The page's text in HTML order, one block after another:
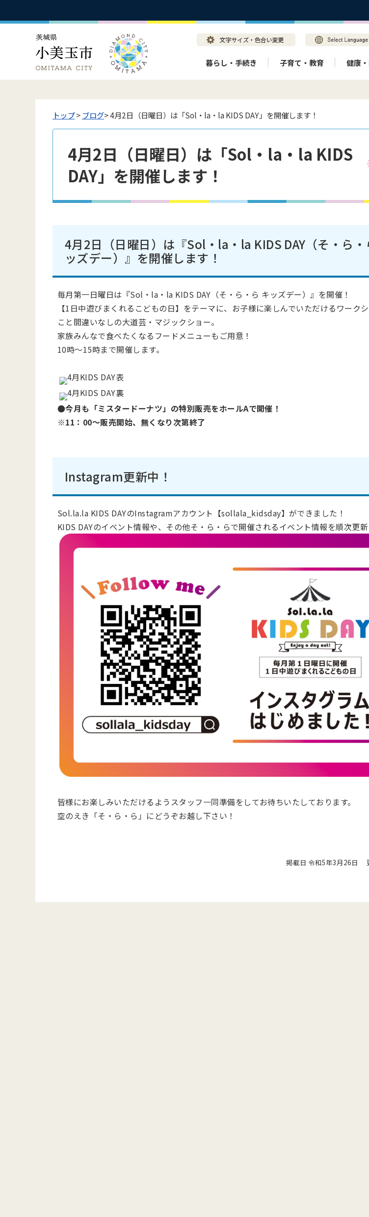
暮らし・手続き 子育て・教育 健康
トップ> ブログ> 4月2日（日曜日）は「Sol・la・la KIDS DAY」を開催します！
4月2日（日曜日）は「Sol・la・la KIDS
DAY」を開催します！
4月2日（日曜日）は『Sol・la・la KIDS DAY（そ・ら・
ッズデー）』を開催します！
毎月第一日曜日は『Sol・la・la KIDS DAY（そ・ら・ら キッズデー）』を開催！
【1日中遊びまくれるこどもの日】をテーマに、お子様に楽しんでいただけるワーク
こと間違いなしの大道芸・マジックショー。
家族みんなで食べたくなるフードメニューもご用意！
10時～15時まで開催します。
●今月も「ミスタードーナツ」の特別販売をホールAで開催！
※11：00～販売開始、無くなり次第終了
Instagram更新中！
Sol.la.la KIDS DAYのInstagramアカウント【sollala_kidsday】ができました！
KIDS DAYのイベント情報や、その他そ・ら・らで開催されるイベント情報を順次更
皆様にお楽しみいただけるようスタッフ一同準備をしてお待ちいたしております。
空のえき「そ・ら・ら」にどうぞお越し下さい！
掲載日 令和5年3月26日